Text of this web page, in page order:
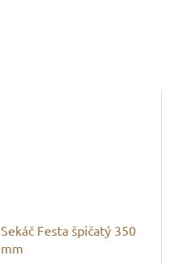
Sekáč Festa špičatý 350
mm